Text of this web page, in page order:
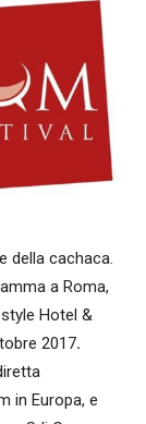
della cachaca.
a Roma,
Hotel &
2017.
in Europa, e